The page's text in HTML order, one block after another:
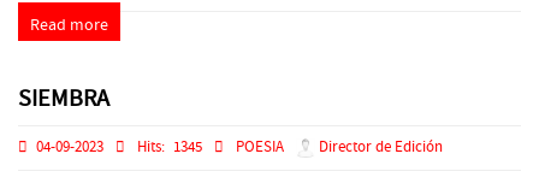
Read more
SIEMBRA
04-09-2023 Hits: 1345 POESIA Director de Edición